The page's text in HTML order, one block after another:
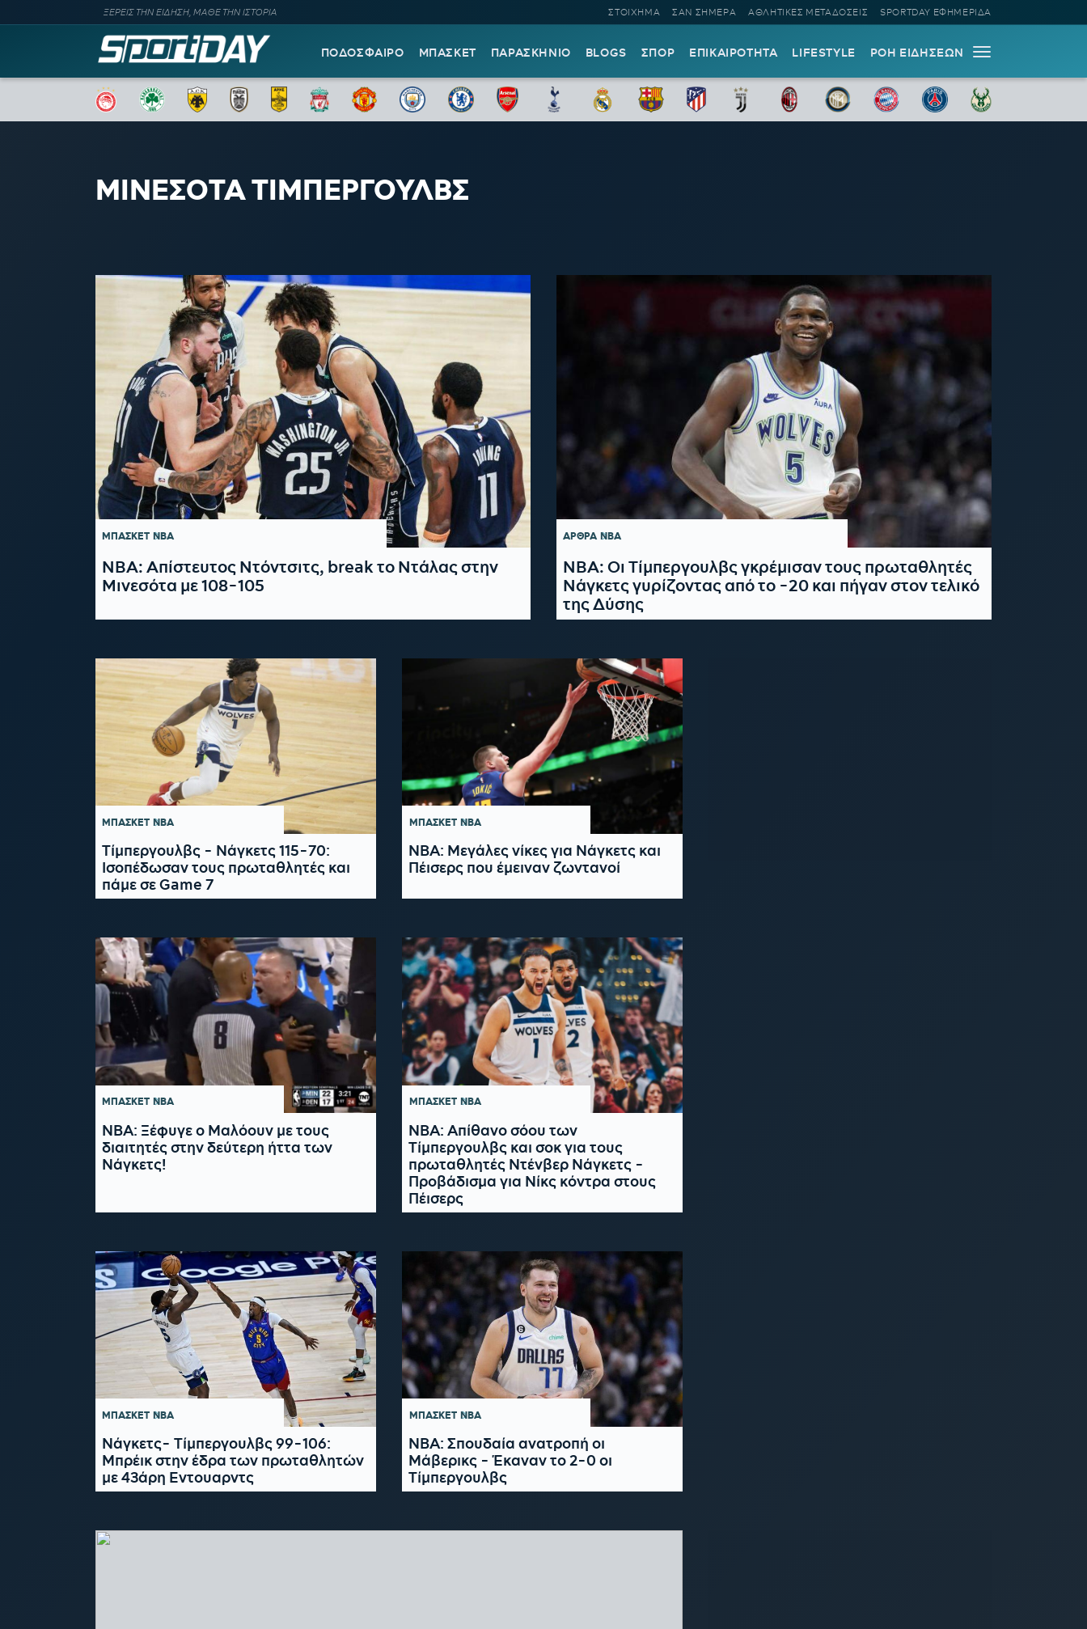
ΞΕΡΕΙΣ ΤΗΝ ΕΙΔΗΣΗ, ΜΑΘΕ ΤΗΝ ΙΣΤΟΡΙΑ ΣΤΟΙΧΗΜΑ ΣΑΝ ΣΗΜΕΡΑ ΑΘΛΗΤΙΚΕΣ ΜΕΤΑΔΟΣΕΙΣ SPORTDAY ΕΦΗΜΕΡΙΔΑ
ΠΟΔΟΣΦΑΙΡΟ ΜΠΑΣΚΕΤ ΠΑΡΑΣΚΗΝΙΟ BLOGS ΣΠΟΡ ΕΠΙΚΑΙΡΟΤΗΤΑ LIFESTYLE ΡΟΗ ΕΙΔΗΣΕΩΝ
ΜΙΝΕΣΟΤΑ ΤΙΜΠΕΡΓΟΥΛΒΣ
ΜΠΑΣΚΕΤ NBA
NBA: Απίστευτος Ντόντσιτς, break το Ντάλας στην
Μινεσότα με 108-105
ΑΡΘΡΑ NBA
NBA: Οι Τίμπεργουλβς γκρέμισαν τους πρωταθλητές
Νάγκετς γυρίζοντας από το -20 και πήγαν στον τελικό
της Δύσης
ΜΠΑΣΚΕΤ NBA
Τίμπεργουλβς - Νάγκετς 115-70:
Ισοπέδωσαν τους πρωταθλητές και
πάμε σε Game 7
ΜΠΑΣΚΕΤ NBA
NBA: Μεγάλες νίκες για Νάγκετς και
Πέισερς που έμειναν ζωντανοί
ΜΠΑΣΚΕΤ NBA
NBA: Ξέφυγε ο Μαλόουν με τους
διαιτητές στην δεύτερη ήττα των
Νάγκετς!
ΜΠΑΣΚΕΤ NBA
NBA: Απίθανο σόου των
Τίμπεργουλβς και σοκ για τους
πρωταθλητές Ντένβερ Νάγκετς -
Προβάδισμα για Νίκς κόντρα στους
Πέισερς
ΜΠΑΣΚΕΤ NBA
Νάγκετς- Τίμπεργουλβς 99-106:
Μπρέικ στην έδρα των πρωταθλητών
με 43άρη Εντουαρντς
ΜΠΑΣΚΕΤ NBA
NBA: Σπουδαία ανατροπή οι
Μάβερικς - Έκαναν το 2-0 οι
Τίμπεργουλβς